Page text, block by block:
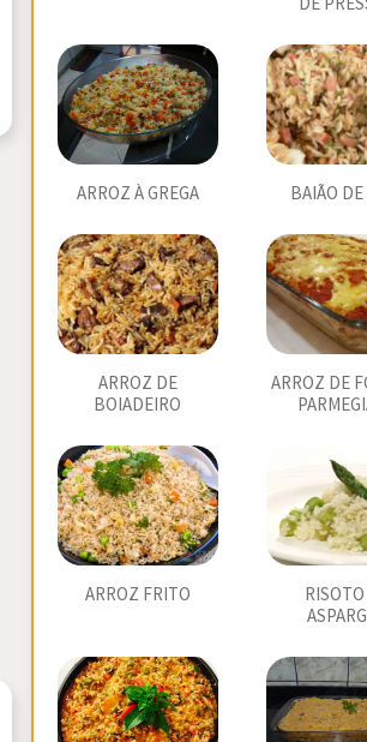
ARROZ À GREGA BAIÃO
ARROZ DE
BOIADEIRO
ARROZ DE
ARROZ FRITO